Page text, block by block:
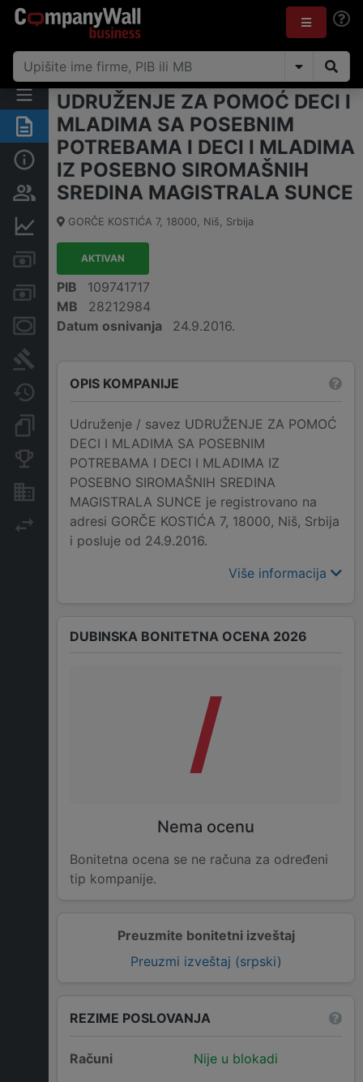
Rezime
Osnovni podaci
Vlasnička struktura
Finansijski podaci
Kreditni limit kompanije
Računi i blokade
Menice i zaloge
Sudski sporovi
Javne nabavke
Dokumenti i objave
Konkurentske kompanije
Nekretnine i imovina
Izvoz
UDRUŽENJE ZA POMOĆ DECI I
MLADIMA SA POSEBNIM
POTREBAMA I DECI I MLADIMA
IZ POSEBNO SIROMAŠNIH
SREDINA MAGISTRALA SUNCE
GORČE KOSTIĆA 7, 18000, Niš, Srbija
AKTIVAN
PIB
109741717
MB
28212984
Datum osnivanja
24.9.2016.
OPIS KOMPANIJE
Udruženje / savez UDRUŽENJE ZA POMOĆ
DECI I MLADIMA SA POSEBNIM
POTREBAMA I DECI I MLADIMA IZ
POSEBNO SIROMAŠNIH SREDINA
MAGISTRALA SUNCE je registrovano na
adresi GORČE KOSTIĆA 7, 18000, Niš, Srbija
i posluje od 24.9.2016.
Više informacija
Preuzmite bonitetni izveštaj
Preuzmi izveštaj (srpski)
DUBINSKA BONITETNA OCENA 2026
/
Nema ocenu
Bonitetna ocena se ne računa za određeni
tip kompanije.
REZIME POSLOVANJA
Računi
Nije u blokadi